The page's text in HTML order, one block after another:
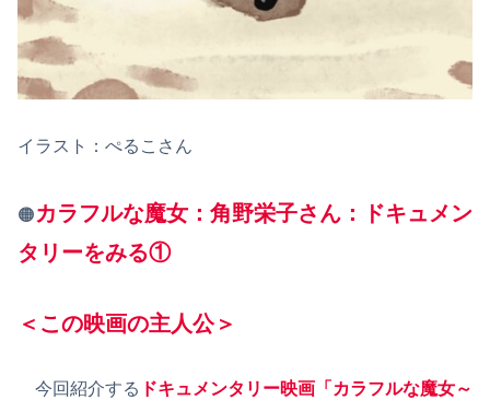
イラスト：ぺるこさん
🟠カラフルな魔女：角野栄子さん：ドキュメン
タリーをみる①
＜この映画の主人公＞
今回紹介する ドキュメンタリー映画「カラフルな魔女～